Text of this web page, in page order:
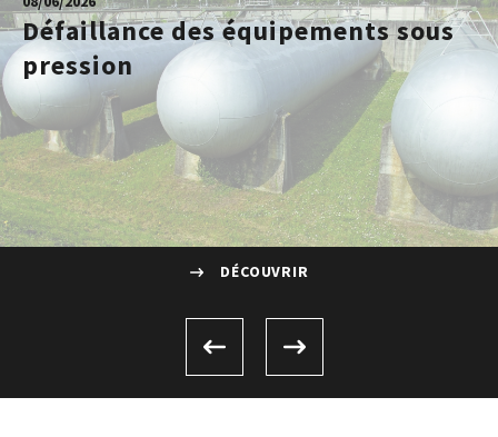
Défaillance des équipements sous
pression
DÉCOUVRIR